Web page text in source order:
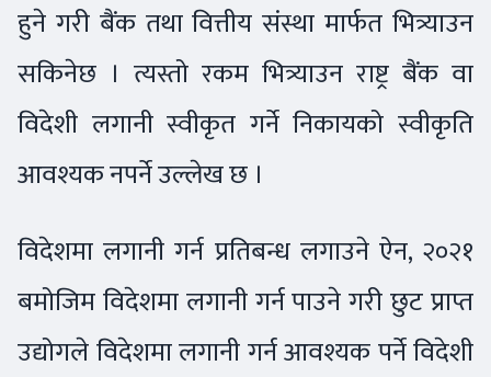
हुने गरी बैंक तथा वित्तीय संस्था मार्फत भित्र्याउन
सकिनेछ । त्यस्तो रकम भित्र्याउन राष्ट्र बैंक वा
विदेशी लगानी स्वीकृत गर्ने निकायको स्वीकृति
आवश्यक नपर्ने उल्लेख छ ।
विदेशमा लगानी गर्न प्रतिबन्ध लगाउने ऐन, २०२१
बमोजिम विदेशमा लगानी गर्न पाउने गरी छुट प्राप्त
उद्योगले विदेशमा लगानी गर्न आवश्यक पर्ने विदेशी